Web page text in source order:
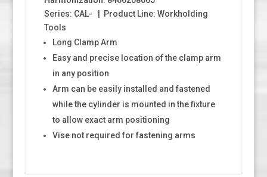
Series: CAL- | Product Line: Workholding
Tools
Long Clamp Arm
Easy and precise location of the clamp arm
in any position
Arm can be easily installed and fastened
while the cylinder is mounted in the fixture
to allow exact arm positioning
Vise not required for fastening arms